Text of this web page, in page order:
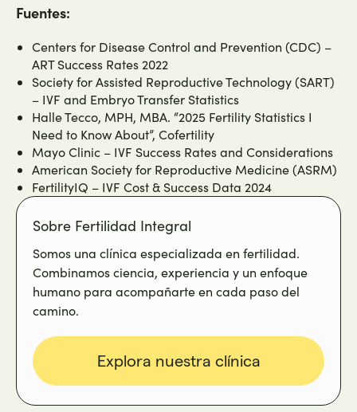
Fuentes:
Centers for Disease Control and Prevention (CDC) –
ART Success Rates 2022
Society for Assisted Reproductive Technology (SART)
– IVF and Embryo Transfer Statistics
Halle Tecco, MPH, MBA. “2025 Fertility Statistics I
Need to Know About”, Cofertility
Mayo Clinic – IVF Success Rates and Considerations
American Society for Reproductive Medicine (ASRM)
FertilityIQ – IVF Cost & Success Data 2024
Sobre Fertilidad Integral
Somos una clínica especializada en fertilidad.
Combinamos ciencia, experiencia y un enfoque
humano para acompañarte en cada paso del
camino.
Explora nuestra clínica